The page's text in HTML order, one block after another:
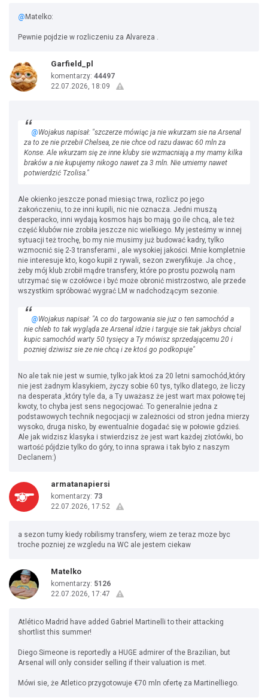
@ Matelko:
Pewnie pojdzie w rozliczeniu za Alvareza .
Garfield_pl
komentarzy: 44497
22.07.2026, 18:09
@Wojakus napisał: "szczerze mówiąc ja nie wkurzam sie na Arsenal
za to ze nie przebił Chelsea, ze nie chce od razu dawac 60 mln za
Konse. Ale wkurzam się ze inne kluby sie wzmacniają a my mamy kilka
braków a nie kupujemy nikogo nawet za 3 mln. Nie umiemy nawet
potwierdzić Tzolisa."
Ale okienko jeszcze ponad miesiąc trwa, rozlicz po jego
zakończeniu, to że inni kupili, nic nie oznacza. Jedni muszą
desperacko, inni wydają kosmos hajs bo mają go ile chcą, ale też
część klubów nie zrobiła jeszcze nic wielkiego. My jesteśmy w innej
sytuacji też trochę, bo my nie musimy już budować kadry, tylko
wzmocnić się 2-3 transferami , ale wysokiej jakości. Mnie kompletnie
nie interesuje kto, kogo kupił z rywali, sezon zweryfikuje. Ja chcę ,
żeby mój klub zrobił mądre transfery, które po prostu pozwolą nam
utrzymać się w czołówce i być może obronić mistrzostwo, ale przede
wszystkim spróbować wygrać LM w nadchodzącym sezonie.
@Wojakus napisał: "A co do targowania sie juz o ten samochód a
nie chleb to tak wygląda ze Arsenal idzie i targuje sie tak jakbys chcial
kupic samochód warty 50 tysięcy a Ty mówisz sprzedającemu 20 i
pozniej dziwisz sie ze nie chcą i ze ktoś go podkopuje"
No ale tak nie jest w sumie, tylko jak ktoś za 20 letni samochód,który
nie jest żadnym klasykiem, życzy sobie 60 tys, tylko dlatego, że liczy
na desperata ,który tyle da, a Ty uważasz że jest wart max połowę tej
kwoty, to chyba jest sens negocjować. To generalnie jedna z
podstawowych technik negocjacji w zależności od stron jedna mierzy
wysoko, druga nisko, by ewentualnie dogadać się w połowie gdzieś.
Ale jak widzisz klasyka i stwierdzisz że jest wart każdej złotówki, bo
wartość pójdzie tylko do góry, to inna sprawa i tak było z naszym
Declanem:)
armatanapiersi
komentarzy: 73
22.07.2026, 17:52
a sezon tumy kiedy robilismy transfery, wiem ze teraz moze byc
troche pozniej ze wzgledu na WC ale jestem ciekaw
Matelko
komentarzy: 5126
22.07.2026, 17:47
Atlético Madrid have added Gabriel Martinelli to their attacking
shortlist this summer!
Diego Simeone is reportedly a HUGE admirer of the Brazilian, but
Arsenal will only consider selling if their valuation is met.
Mówi sie, że Atletico przygotowuje €70 mln ofertę za Martinelliego.